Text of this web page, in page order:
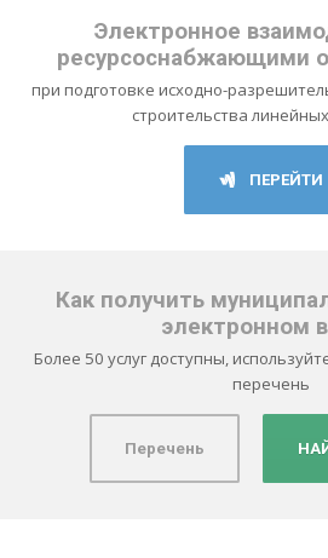
Электронное
ресурсоснабжающими
при подготовке исходно-
строительства
ПЕРЕЙТИ
Как получить
электронном
Более 50 услуг доступны,
перечень
Перечень